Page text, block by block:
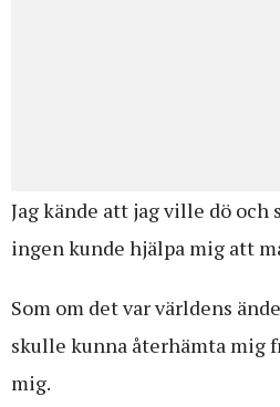
Jag kände att jag ville dö
ingen kunde hjälpa mig att
Som om det var världens
skulle kunna återhämta mig
mig.